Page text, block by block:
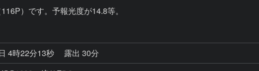
）です。予報光度が14.8等。
4時22分13秒
露出 30分